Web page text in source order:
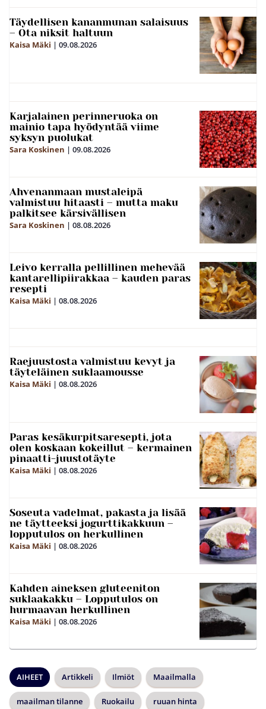
Täydellisen kananmunan salaisuus
– Ota niksit haltuun
Kaisa Mäki | 09.08.2026
Karjalainen perinneruoka on
mainio tapa hyödyntää viime
syksyn puolukat
Sara Koskinen | 09.08.2026
Ahvenanmaan mustaleipä
valmistuu hitaasti – mutta maku
palkitsee kärsivällisen
Sara Koskinen | 08.08.2026
Leivo kerralla pellillinen mehevää
kantarellipiirakkaa – kauden paras
resepti
Kaisa Mäki | 08.08.2026
Raejuustosta valmistuu kevyt ja
täyteläinen suklaamousse
Kaisa Mäki | 08.08.2026
Paras kesäkurpitsaresepti, jota
olen koskaan kokeillut – kermainen
pinaatti-juustotäyte
Kaisa Mäki | 08.08.2026
Soseuta vadelmat, pakasta ja lisää
ne täytteeksi jogurttikakkuun –
lopputulos on herkullinen
Kaisa Mäki | 08.08.2026
Kahden aineksen gluteeniton
suklaakakku – Lopputulos on
hurmaavan herkullinen
Kaisa Mäki | 08.08.2026
AIHEET Artikkeli Ilmiöt Maailmalla
maailman tilanne Ruokailu ruuan hinta